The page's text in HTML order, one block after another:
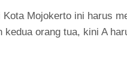
Mojokerto ini harus
kedua orang tua, kini A